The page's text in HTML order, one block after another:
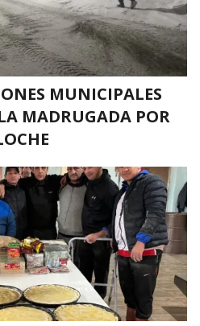
MUNICIPALES
MADRUGADA POR